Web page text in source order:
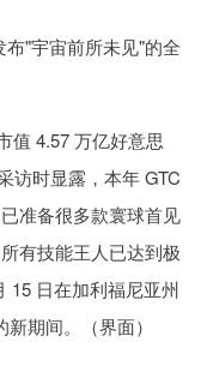
"宇宙前所未见"的全
值 4.57 万亿好意思
访时显露，本年 GTC
准备很多款寰球首见
有技能王人已达到极
15 日在加利福尼亚州
期间。（界面）